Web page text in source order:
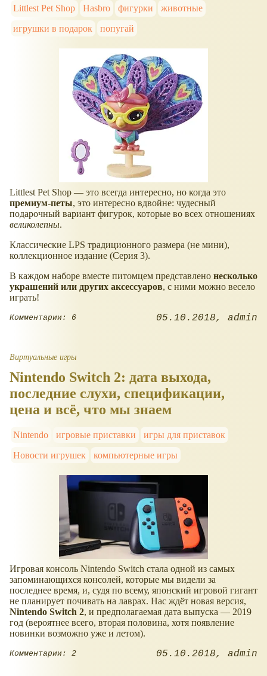
Littlest Pet Shop Hasbro фигурки
животные
игрушки в подарок
попугай
Littlest Pet Shop — это всегда интересно, но когда это
премиум-петы, это интересно вдвойне: чудесный
подарочный вариант фигурок, которые во всех отношениях
великолепны.
Классические LPS традиционного размера (не мини),
коллекционное издание (Серия 3).
В каждом наборе вместе питомцем представлено несколько
украшений или других аксессуаров, с ними можно весело
играть!
Комментарии: 6 05.10.2018 admin
Виртуальные игры
Nintendo Switch 2: дата выхода,
последние слухи, спецификации,
цена и всё, что мы знаем
Nintendo игровые приставки
игры для приставок
Новости игрушек
компьютерные игры
Игровая консоль Nintendo Switch стала одной из самых
запоминающихся консолей, которые мы видели за
последнее время, и, судя по всему, японский игровой гигант
не планирует почивать на лаврах. Нас ждёт новая версия,
Nintendo Switch 2, и предполагаемая дата выпуска — 2019
год (вероятнее всего, вторая половина, хотя появление
новинки возможно уже и летом).
Комментарии: 2 05.10.2018 admin